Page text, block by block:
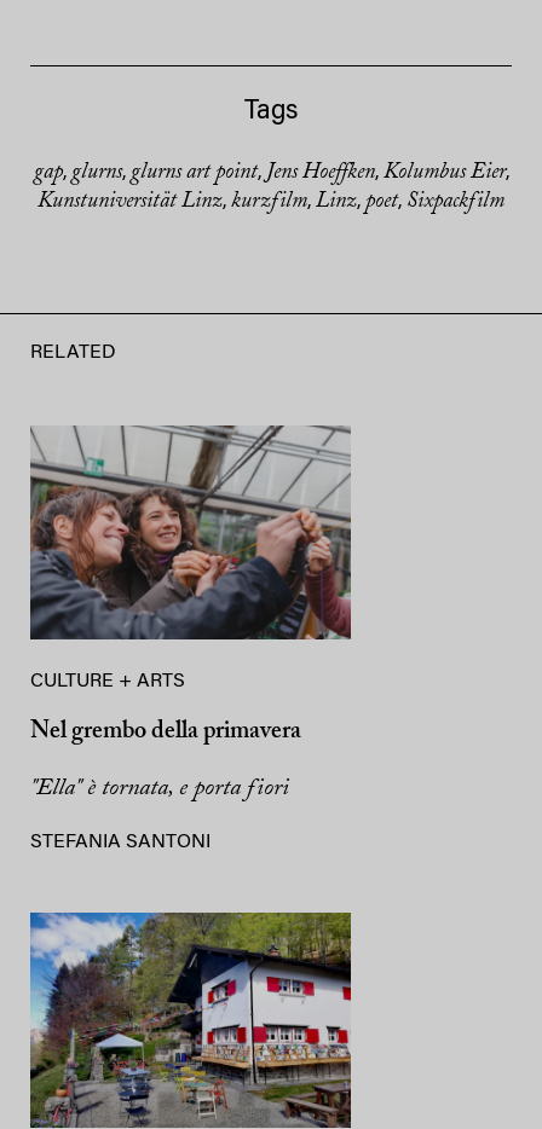
Tags
gap, glurns, glurns art point, Jens Hoeffken, Kolumbus Eier,
Kunstuniversität Linz, kurzfilm, Linz, poet, Sixpackfilm
RELATED
CULTURE + ARTS
Nel grembo della primavera
"Ella" è tornata, e porta fiori
STEFANIA SANTONI